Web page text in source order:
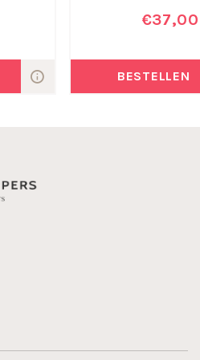
€37,00
BESTELLEN